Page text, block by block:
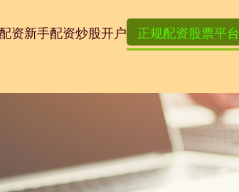
资新手配资炒股开户 正规配资股票平台